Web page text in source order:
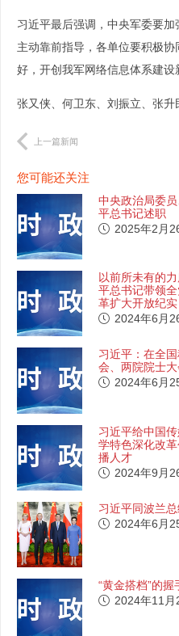
习近平最后强调，中央军委要
主动靠前指导，各单位要积极
好，开创我军网络信息体系建设
张又侠、何卫东、刘振立、张升
上一篇新闻
您可能还关注
中央政治局委
平总书记述职
2025年2月
以前所未有的
平总书记带领
革扩大开放纪实
2024年6月
习近平：在全
会、两院院士
2024年6月
习近平给中国
学特色深化改
播人才
2024年9月
习近平同波兰
2024年6月
“黄金搭档”的
2024年11月